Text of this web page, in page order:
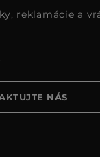
reklamácie a
NÁS